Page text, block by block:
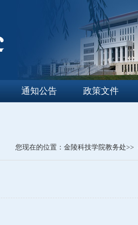
通知公告 政策文件
您现在的位置：金陵科技学院教务处>>